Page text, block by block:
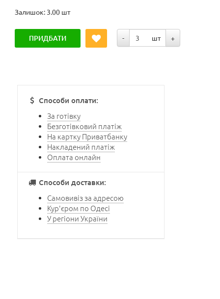
Залишок: 3.00 шт
ПРИДБАТИ - шт +
Способи оплати:
За готівку
Безготівковий платіж
На картку Приватбанку
Накладений платіж
Оплата онлайн
Способи доставки:
Самовивіз за адресою
Кур'єром по Одесі
У регіони України